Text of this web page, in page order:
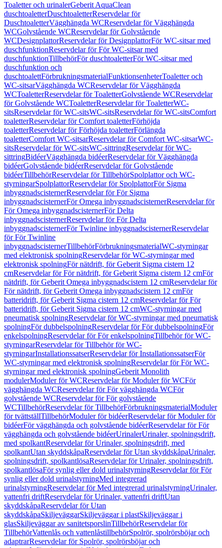
Toaletter och urinalerGeberit AquaClean
duschtoaletterDuschtoaletterReservdelar för
DuschtoaletterVägghängda WCReservdelar för Vägghängda
WCGolvstående WCReservdelar för Golvstående
WCDesignplattorReservdelar för DesignplattorFör WC-sitsar med
duschfunktionReservdelar för För WC-sitsar med
duschfunktionTillbehörFör duschtoaletterFör WC-sitsar med
duschfunktion och
duschtoalettFörbrukningsmaterialFunktionsenheterToaletter och
WC-sitsarVägghängda WCReservdelar för Vägghängda
WCToaletterReservdelar för ToaletterGolvstående WCReservdelar
för Golvstående WCToaletterReservdelar för ToaletterWC-
sitsReservdelar för WC-sitsWC-sitsReservdelar för WC-sitsComfort
toaletterReservdelar för Comfort toaletterFörhöjda
toaletterReservdelar för Förhöjda toaletterFörlängda
toaletterComfort WC-sitsarReservdelar för Comfort WC-sitsarWC-
sitsReservdelar för WC-sitsWC-sittringReservdelar för WC-
sittringBidéerVägghängda bidéerReservdelar för Vägghängda
bidéerGolvstående bidéerReservdelar för Golvstående
bidéerTillbehörReservdelar för TillbehörSpolplattor och WC-
styrningarSpolplattorReservdelar för SpolplattorFör Sigma
inbyggnadscisternerReservdelar för För Sigma
inbyggnadscisternerFör Omega inbyggnadscisternerReservdelar för
För Omega inbyggnadscisternerFör Delta
inbyggnadscisternerReservdelar för För Delta
inbyggnadscisternerFör Twinline inbyggnadscisternerReservdelar
för För Twinline
inbyggnadscisternerTillbehörFörbrukningsmaterialWC-styrningar
med elektronisk spolningReservdelar för WC-styrningar med
elektronisk spolningFör nätdrift, för Geberit Sigma cistern 12
cmReservdelar för För nätdrift, för Geberit Sigma cistern 12 cmFör
nätdrift, för Geberit Omega inbyggnadscistern 12 cmReservdelar för
För nätdrift, för Geberit Omega inbyggnadscistern 12 cmFör
batteridrift, för Geberit Sigma cistern 12 cmReservdelar för För
batteridrift, för Geberit Sigma cistern 12 cmWC-styrningar med
pneumatisk spolningReservdelar för WC-styrningar med pneumatisk
spolningFör dubbelspolningReservdelar för För dubbelspolningFör
enkelspolningReservdelar för För enkelspolningTillbehör för WC-
styrningarReservdelar för Tillbehör för WC-
styrningarInstallationssatserReservdelar för InstallationssatserFör
WC-styrningar med elektronisk spolningReservdelar för För WC-
styrningar med elektronisk spolningGeberit Monolith
modulerModuler för WCReservdelar för Moduler för WCFör
vägghängda WCReservdelar för För vägghängda WCFör
golvstående WCReservdelar för För golvstående
WCTillbehörReservdelar för TillbehörFörbrukningsmaterialModuler
för tvättställTillbehörModuler för bidéerReservdelar för Moduler för
bidéerFör vägghängda och golvstående bidéerReservdelar för För
vägghängda och golvstående bidéerUrinalerUrinaler, spolningsdrift,
med spolkantReservdelar för Urinaler, spolningsdrift, med
spolkantUtan skyddskåpaReservdelar för Utan skyddskåpaUrinaler,
spolningsdrift, spolkantlösaReservdelar för Urinaler, spolningsdrift,
spolkantlösaFör synlig eller dold urinalstyrningReservdelar för För
synlig eller dold urinalstyrningMed integrerad
urinalstyrningReservdelar för Med integrerad urinalstyrningUrinaler,
vattenfri driftReservdelar för Urinaler, vattenfri driftUtan
skyddskåpaReservdelar för Utan
skyddskåpaSkiljeväggarSkiljeväggar i plastSkiljeväggar i
glasSkiljeväggar av sanitetsporslinTillbehörReservdelar för
TillbehörVattenlås och vattenlåstillbehörSpolrör, spolrörsböjar och
adaptrarReservdelar för Spolrör, spolrörsböjar och